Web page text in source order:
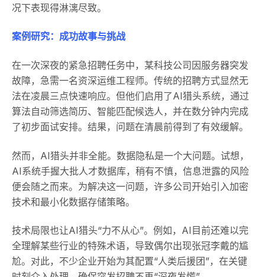
况下表现得淋漓尽致。
案例研究：成功故事与挑战
在一次深夜的紧急招聘任务中，某科技公司因服务器突发
故障，急需一名资深运维工程师。传统的招聘方式显然无
法在凌晨三点快速响应。但他们启用了AI猎头系统，通过
算法自动筛选简历、智能匹配候选人，并在数分钟内完成
了初步面试安排。结果，问题在清晨前得到了有效缓解。
然而，AI猎头并非全能。数据隐私是一个大问题。试想，
AI系统手握大批人才数据库，稍有不慎，信息泄露的风险
便会随之而来。为解决这一问题，许多公司开始引入加密
技术和最小化数据存储策略。
技术局限也让AI猎头“力不从心”。例如，AI目前还难以完
全理解某些行业的特殊术语，导致偶尔出现张冠李戴的尴
尬。对此，不少企业开始为其配置“人类后援团”，在关键